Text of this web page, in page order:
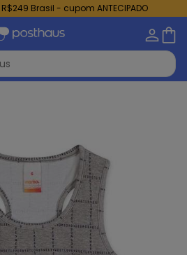
Brasil - cupom ANTECIPADO